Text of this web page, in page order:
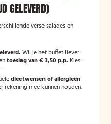
GELEVERD)
verse salades en
Wil je het buffet liever
toeslag van € 3,50 p.p. Kies
dieetwensen of allergieën
mee kunnen houden.